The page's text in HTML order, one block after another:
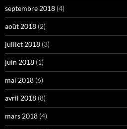
septembre 2018 (4)
août 2018 (2)
juillet 2018 (3)
juin 2018 (1)
mai 2018 (6)
avril 2018 (8)
mars 2018 (4)